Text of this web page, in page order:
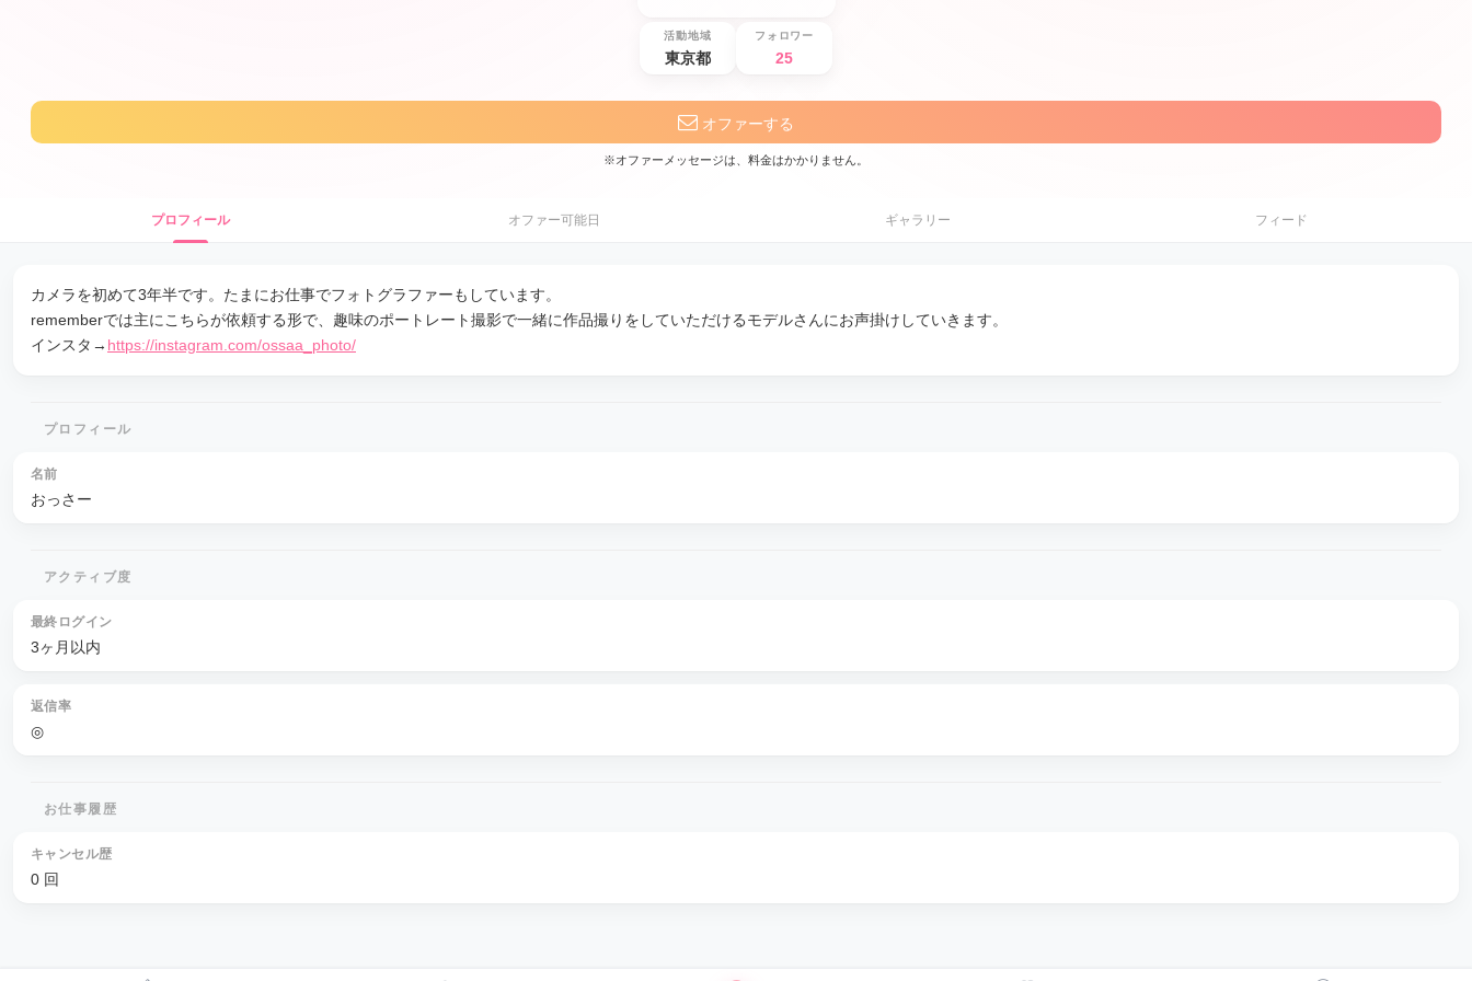
活動地域
東京都
フォロワー
25
オファーする
※オファーメッセージは、料金はかかりません。
プロフィール オファー可能日 ギャラリー フィード
カメラを初めて3年半です。たまにお仕事でフォトグラファーもしています。
rememberでは主にこちらが依頼する形で、趣味のポートレート撮影で一緒に作品撮りをしていただけるモデルさんにお声掛けしていきます。
インスタ→ https://instagram.com/ossaa_photo/
プロフィール
名前
おっさー
アクティブ度
最終ログイン
3ヶ月以内
返信率
◎
お仕事履歴
キャンセル歴
0 回